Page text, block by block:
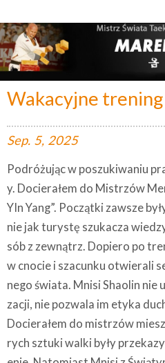
Wakacyjne
Sep. 5, 2025
Podróżując w poszukiwaniu
y. Docierałem do Mistrzów
YIn Yang”. Początki zawsze
nie jak turystę szukacza
sób z zewnątrz. Dopiero po
w cnocie i szacunku otwierali
nego świata. Mnisi Shaolin
zacji, nie pozwala im etyka
Docierałem do mistrzów
rych sztuki walki były